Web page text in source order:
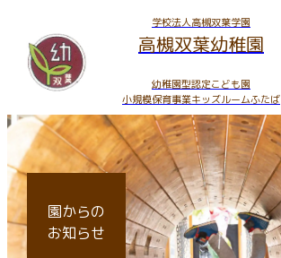
学校法人高槻双葉学園
高槻双葉幼稚園
幼稚園型認定こども園
小規模保育事業キッズルームふたば
園からの
お知らせ